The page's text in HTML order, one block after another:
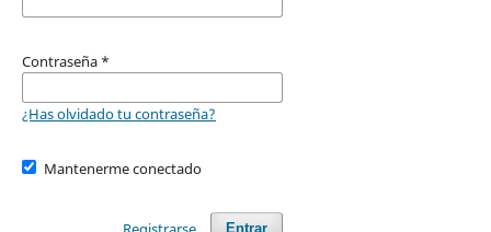
Contraseña *
¿Has olvidado tu contraseña?
Mantenerme conectado
Entrar